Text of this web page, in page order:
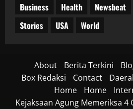
Business Health Newsbeat
Stories
USA World
About Berita Terkini
Box Redaksi
Contact
Home
Home
Kejaksaan Agung Memeriksa 4